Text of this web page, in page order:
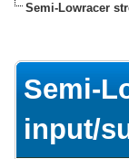
Semi-Lowracer
Semi-
input/